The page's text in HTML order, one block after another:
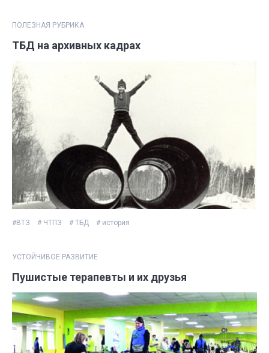
ПОЛЕЗНАЯ РУБРИКА
ТБД на архивных кадрах
#ВТЗ # ЧТПЗ # ТБД # история
УСТОЙЧИВОЕ РАЗВИТИЕ
Пушистые терапевты и их друзья